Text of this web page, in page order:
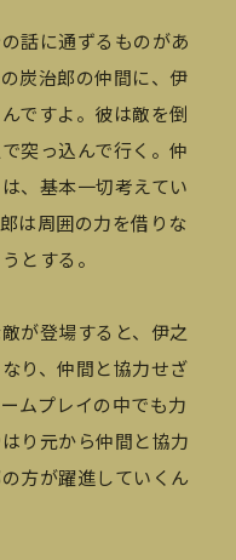
話に通ずるものがあ
炭治郎の仲間に、伊
ですよ。彼は敵を倒
突っ込んで行く。仲
、基本一切考えてい
は周囲の力を借りな
とする。
が登場すると、伊之
り、仲間と協力せざ
ムプレイの中でも力
り元から仲間と協力
方が躍進していくん